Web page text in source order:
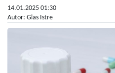
14.01.2025 01:30
Autor: Glas Istre